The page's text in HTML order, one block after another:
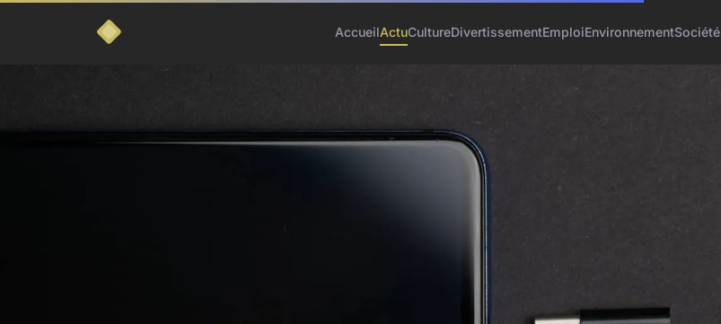
AccueilActuCultureDivertissementEmploiEnvironnementSociété